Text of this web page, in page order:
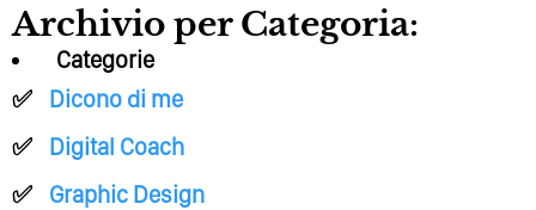
Archivio per Categoria:
Categorie
Dicono di me
Digital Coach
Graphic Design